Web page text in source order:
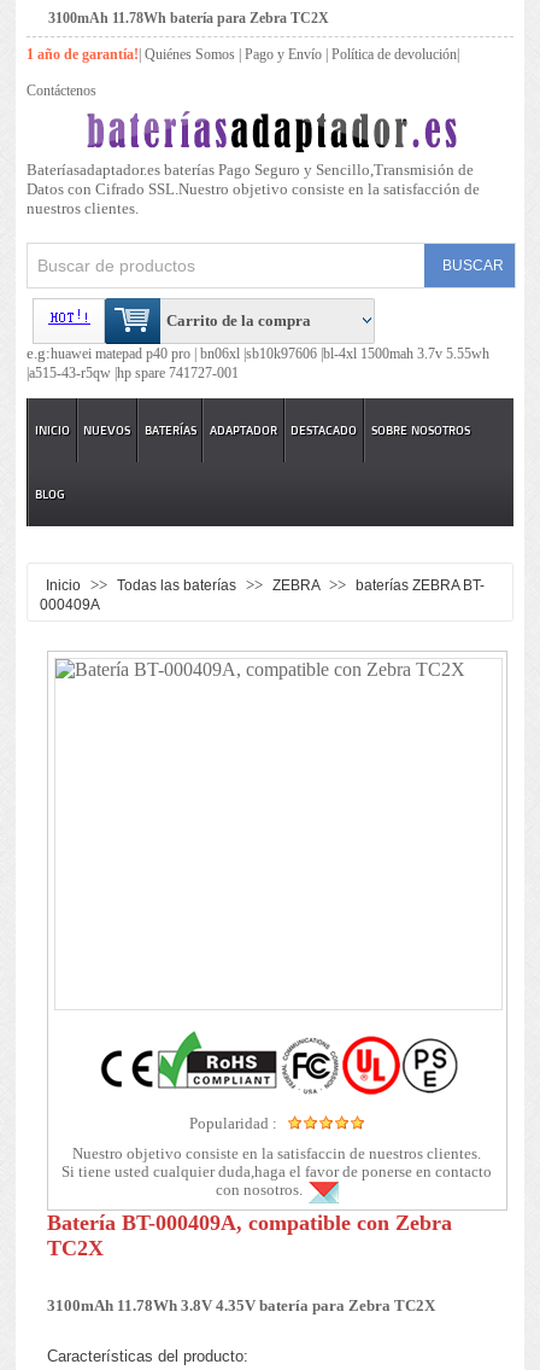
3100mAh 11.78Wh batería para Zebra TC2X
1 año de garantía! |Quiénes Somos |Pago y Envío |Política de devolución
Contáctenos
Bateríasadaptador.es baterías Pago Seguro y Sencillo,Transmisión de
Datos con Cifrado SSL.Nuestro objetivo consiste en la satisfacción de
nuestros clientes.
Carrito de la compra
e.g:huawei matepad p40 pro |bn06xl |sb10k97606 |bl-4xl 1500mah 3.7v 5.55wh
|a515-43-r5qw |hp spare 741727-001
INICIO NUEVOS BATERÍAS ADAPTADOR DESTACADO SOBRE NOSOTROS
BLOG
Inicio >> Todas las baterías >> ZEBRA >>
baterías ZEBRA BT-
000409A
Popularidad :
Nuestro objetivo consiste en la satisfaccin de nuestros clientes.
Si tiene usted cualquier duda,haga el favor de ponerse en contacto
con nosotros.
Batería BT-000409A, compatible con Zebra
TC2X
3100mAh 11.78Wh 3.8V 4.35V batería para Zebra TC2X
Características del producto: